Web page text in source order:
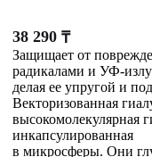
38 290 ₸
Защищает от
радикалами и УФ-
делая ее упругой и
Векторизованная
высокомолекулярная
инкапсулированная
в микросферы. Они